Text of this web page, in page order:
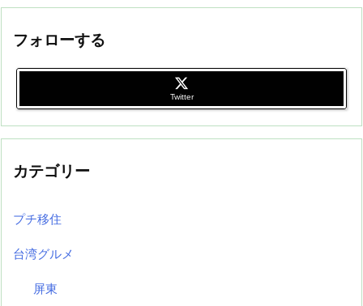
フォローする
Twitter
カテゴリー
プチ移住
台湾グルメ
屏東